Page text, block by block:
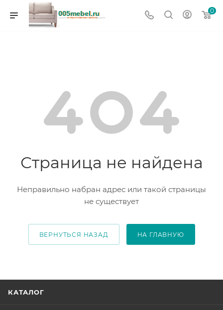
0
Страница не найдена
Неправильно набран адрес или такой страницы
не существует
ВЕРНУТЬСЯ НАЗАД НА ГЛАВНУЮ
КАТАЛОГ